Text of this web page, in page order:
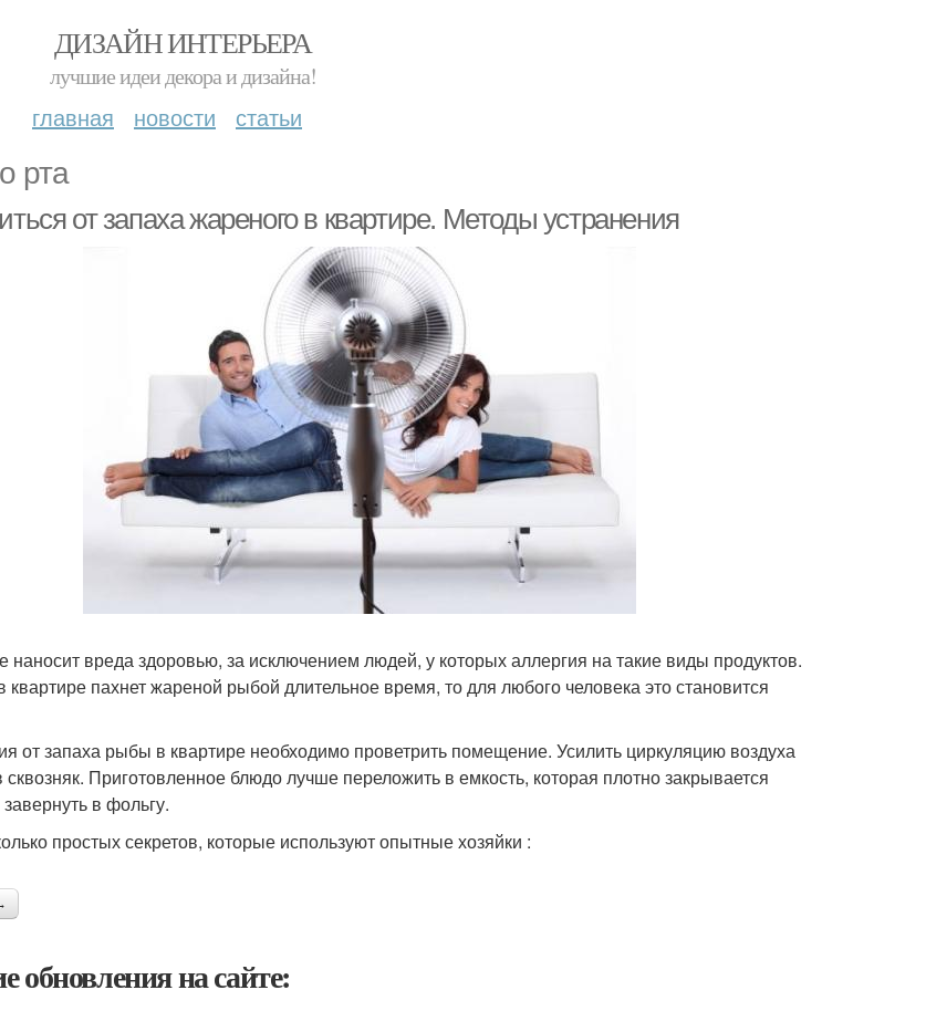
ДИЗАЙН ИНТЕРЬЕРА
лучшие идеи декора и дизайна!
главная новости статьи
рта
от запаха жареного в квартире. Методы устранения
вреда здоровью, за исключением людей, у которых аллергия на такие виды продуктов.
квартире пахнет жареной рыбой длительное время, то для любого человека это становится
от запаха рыбы в квартире необходимо проветрить помещение. Усилить циркуляцию воздуха
Приготовленное блюдо лучше переложить в емкость, которая плотно закрывается
в фольгу.
простых секретов, которые используют опытные хозяйки :
обновления на сайте: